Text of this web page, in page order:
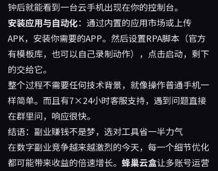
钟后就能看到一台云手机出现在你的控制台。
安装应用与自动化：通过内置的应用市场或上传
APK，安装你需要的APP。然后设置RPA脚本（官方
有模板库，也可以自己录制动作），点击启动，剩下
的交给它。
整个过程不需要任何技术背景，就像操作普通手机一
样简单。而且有7×24小时客服支持，遇到问题直接
在群里问，响应很快。
结语：副业赚钱不是梦，选对工具省一半力气
在数字副业竞争越来越激烈的今天，每一个细节优化
都可能带来收益的倍速增长。 蜂巢云盒让多账号运营